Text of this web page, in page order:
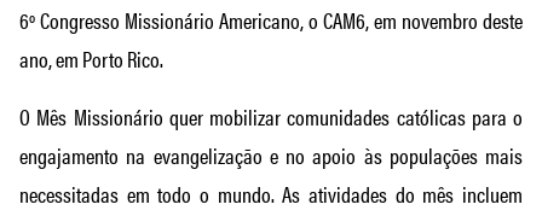
6º Congresso Missionário Americano, o CAM6, em novembro deste
ano, em Porto Rico.
O Mês Missionário quer mobilizar comunidades católicas para o
engajamento na evangelização e no apoio às populações mais
necessitadas em todo o mundo. As atividades do mês incluem